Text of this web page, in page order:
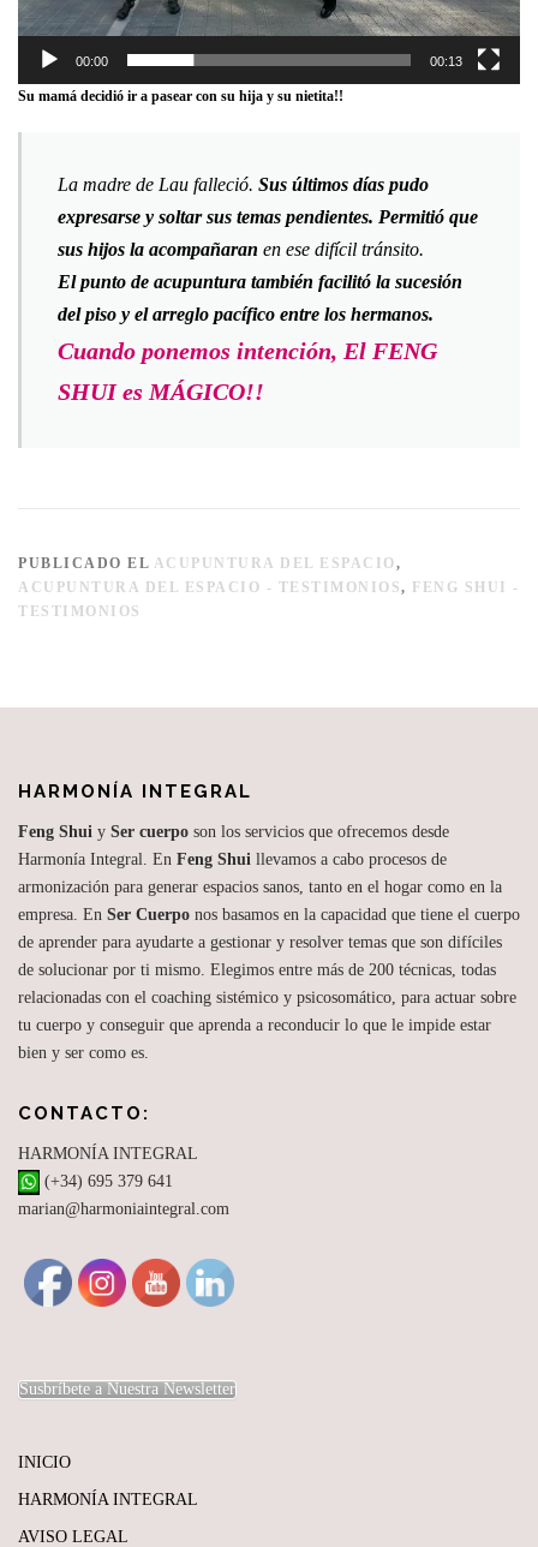
00:00 00:13
Su mamá decidió ir a pasear con su hija y su nietita!!
La madre de Lau falleció. Sus últimos días pudo
expresarse y soltar sus temas pendientes. Permitió que
sus hijos la acompañaran en ese difícil tránsito.
El punto de acupuntura también facilitó la sucesión
del piso y el arreglo pacífico entre los hermanos.
Cuando ponemos intención, El FENG
SHUI es MÁGICO!!
PUBLICADO EL ACUPUNTURA DEL ESPACIO,
ACUPUNTURA DEL ESPACIO - TESTIMONIOS, FENG SHUI -
TESTIMONIOS
HARMONÍA INTEGRAL
Feng Shui y Ser cuerpo son los servicios que ofrecemos desde
Harmonía Integral. En Feng Shui llevamos a cabo procesos de
armonización para generar espacios sanos, tanto en el hogar como en la
empresa. En Ser Cuerpo nos basamos en la capacidad que tiene el cuerpo
de aprender para ayudarte a gestionar y resolver temas que son difíciles
de solucionar por ti mismo. Elegimos entre más de 200 técnicas, todas
relacionadas con el coaching sistémico y psicosomático, para actuar sobre
tu cuerpo y conseguir que aprenda a reconducir lo que le impide estar
bien y ser como es.
CONTACTO:
HARMONÍA INTEGRAL
(+34) 695 379 641
marian@harmoniaintegral.com
Susbríbete a Nuestra Newsletter
INICIO
HARMONÍA INTEGRAL
AVISO LEGAL